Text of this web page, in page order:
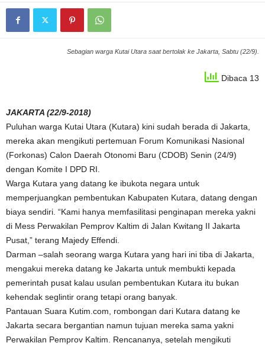
Sebagian warga Kutai Utara saat bertolak ke Jakarta, Sabtu (22/9).
Dibaca 13
JAKARTA (22/9-2018)
Puluhan warga Kutai Utara (Kutara) kini sudah berada di Jakarta,
mereka akan mengikuti pertemuan Forum Komunikasi Nasional
(Forkonas) Calon Daerah Otonomi Baru (CDOB) Senin (24/9)
dengan Komite I DPD RI.
Warga Kutara yang datang ke ibukota negara untuk
memperjuangkan pembentukan Kabupaten Kutara, datang dengan
biaya sendiri. “Kami hanya memfasilitasi penginapan mereka yakni
di Mess Perwakilan Pemprov Kaltim di Jalan Kwitang II Jakarta
Pusat,” terang Majedy Effendi.
Darman –salah seorang warga Kutara yang hari ini tiba di Jakarta,
mengakui mereka datang ke Jakarta untuk membukti kepada
pemerintah pusat kalau usulan pembentukan Kutara itu bukan
kehendak seglintir orang tetapi orang banyak.
Pantauan Suara Kutim.com, rombongan dari Kutara datang ke
Jakarta secara bergantian namun tujuan mereka sama yakni
Perwakilan Pemprov Kaltim. Rencananya, setelah mengikuti